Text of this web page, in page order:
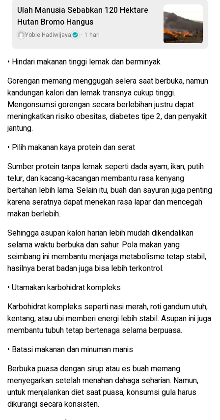
Ulah Manusia Sebabkan 120 Hektare
Hutan Bromo Hangus
Yobie Hadiwijaya 1 hari
• Hindari makanan tinggi lemak dan berminyak
Gorengan memang menggugah selera saat berbuka, namun
kandungan kalori dan lemak transnya cukup tinggi.
Mengonsumsi gorengan secara berlebihan justru dapat
meningkatkan risiko obesitas, diabetes tipe 2, dan penyakit
jantung.
• Pilih makanan kaya protein dan serat
Sumber protein tanpa lemak seperti dada ayam, ikan, putih
telur, dan kacang-kacangan membantu rasa kenyang
bertahan lebih lama. Selain itu, buah dan sayuran juga penting
karena seratnya dapat menekan rasa lapar dan mencegah
makan berlebih.
Sehingga asupan kalori harian lebih mudah dikendalikan
selama waktu berbuka dan sahur. Pola makan yang
seimbang ini membantu menjaga metabolisme tetap stabil,
hasilnya berat badan juga bisa lebih terkontrol.
• Utamakan karbohidrat kompleks
Karbohidrat kompleks seperti nasi merah, roti gandum utuh,
kentang, atau ubi memberi energi lebih stabil. Asupan ini juga
membantu tubuh tetap bertenaga selama berpuasa.
• Batasi makanan dan minuman manis
Berbuka puasa dengan sirup atau es buah memang
menyegarkan setelah menahan dahaga seharian. Namun,
untuk menjalankan diet saat puasa, konsumsi gula harus
dikurangi secara konsisten.